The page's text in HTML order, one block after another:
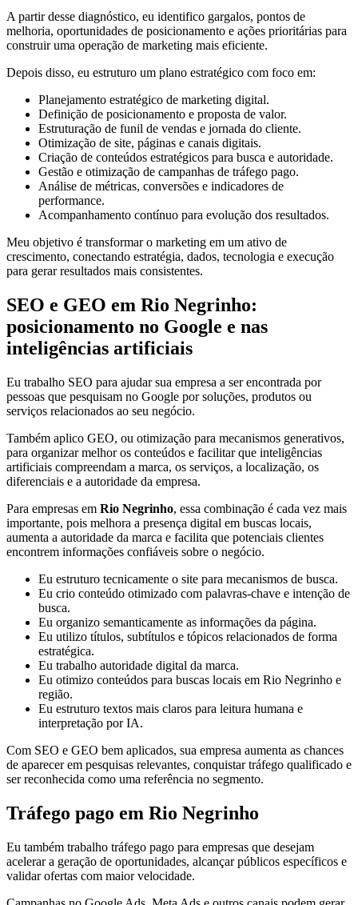
A partir desse diagnóstico, eu identifico gargalos, pontos de
melhoria, oportunidades de posicionamento e ações prioritárias para
construir uma operação de marketing mais eficiente.
Depois disso, eu estruturo um plano estratégico com foco em:
Planejamento estratégico de marketing digital.
Definição de posicionamento e proposta de valor.
Estruturação de funil de vendas e jornada do cliente.
Otimização de site, páginas e canais digitais.
Criação de conteúdos estratégicos para busca e autoridade.
Gestão e otimização de campanhas de tráfego pago.
Análise de métricas, conversões e indicadores de
performance.
Acompanhamento contínuo para evolução dos resultados.
Meu objetivo é transformar o marketing em um ativo de
crescimento, conectando estratégia, dados, tecnologia e execução
para gerar resultados mais consistentes.
SEO e GEO em Rio Negrinho:
posicionamento no Google e nas
inteligências artificiais
Eu trabalho SEO para ajudar sua empresa a ser encontrada por
pessoas que pesquisam no Google por soluções, produtos ou
serviços relacionados ao seu negócio.
Também aplico GEO, ou otimização para mecanismos generativos,
para organizar melhor os conteúdos e facilitar que inteligências
artificiais compreendam a marca, os serviços, a localização, os
diferenciais e a autoridade da empresa.
Para empresas em Rio Negrinho, essa combinação é cada vez mais
importante, pois melhora a presença digital em buscas locais,
aumenta a autoridade da marca e facilita que potenciais clientes
encontrem informações confiáveis sobre o negócio.
Eu estruturo tecnicamente o site para mecanismos de busca.
Eu crio conteúdo otimizado com palavras-chave e intenção de
busca.
Eu organizo semanticamente as informações da página.
Eu utilizo títulos, subtítulos e tópicos relacionados de forma
estratégica.
Eu trabalho autoridade digital da marca.
Eu otimizo conteúdos para buscas locais em Rio Negrinho e
região.
Eu estruturo textos mais claros para leitura humana e
interpretação por IA.
Com SEO e GEO bem aplicados, sua empresa aumenta as chances
de aparecer em pesquisas relevantes, conquistar tráfego qualificado e
ser reconhecida como uma referência no segmento.
Tráfego pago em Rio Negrinho
Eu também trabalho tráfego pago para empresas que desejam
acelerar a geração de oportunidades, alcançar públicos específicos e
validar ofertas com maior velocidade.